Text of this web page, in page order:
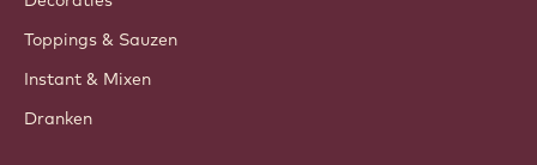
Toppings & Sauzen
Instant & Mixen
Dranken